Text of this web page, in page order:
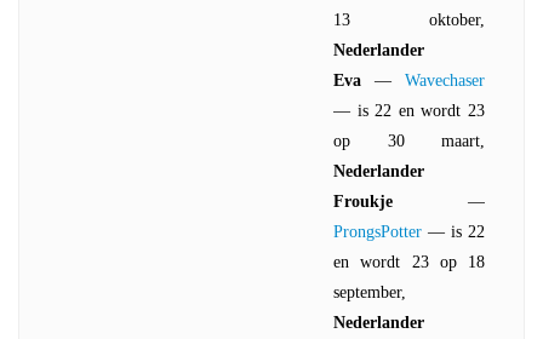
13 oktober,
Nederlander
Eva — Wavechaser
— is 22 en wordt 23
op 30 maart,
Nederlander
Froukje —
ProngsPotter — is 22
en wordt 23 op 18
september,
Nederlander